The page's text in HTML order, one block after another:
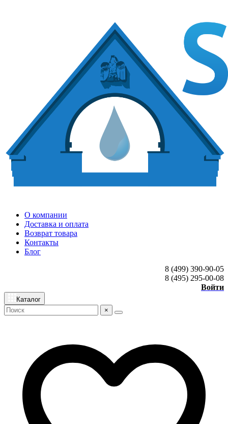
О компании
Доставка и оплата
Возврат товара
Контакты
Блог
8 (499) 390-90-05
8 (495) 295-00-08
Войти
Каталог
×